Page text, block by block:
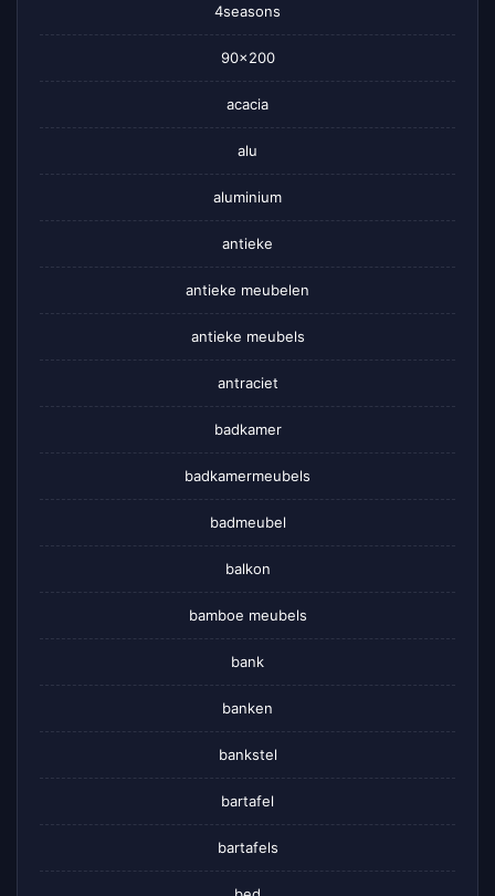
4seasons
90×200
acacia
alu
aluminium
antieke
antieke meubelen
antieke meubels
antraciet
badkamer
badkamermeubels
badmeubel
balkon
bamboe meubels
bank
banken
bankstel
bartafel
bartafels